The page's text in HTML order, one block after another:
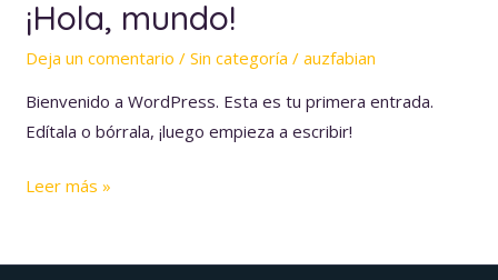
¡Hola, mundo!
Deja un comentario /Sin categoría /auzfabian
Bienvenido a WordPress. Esta es tu primera entrada.
Edítala o bórrala, ¡luego empieza a escribir!
¡Hola, mundo!
Leer más »